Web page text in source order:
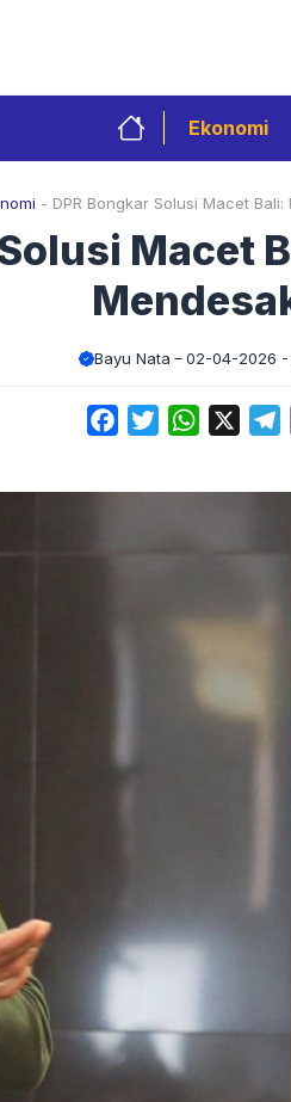
Ekonomi
- DPR Bongkar Solusi Macet
Macet
Bayu Nata 02-04-2026 -
FacebookTwitterWhatsApp